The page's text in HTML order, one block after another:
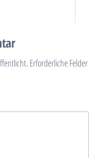
Erforderliche Felder